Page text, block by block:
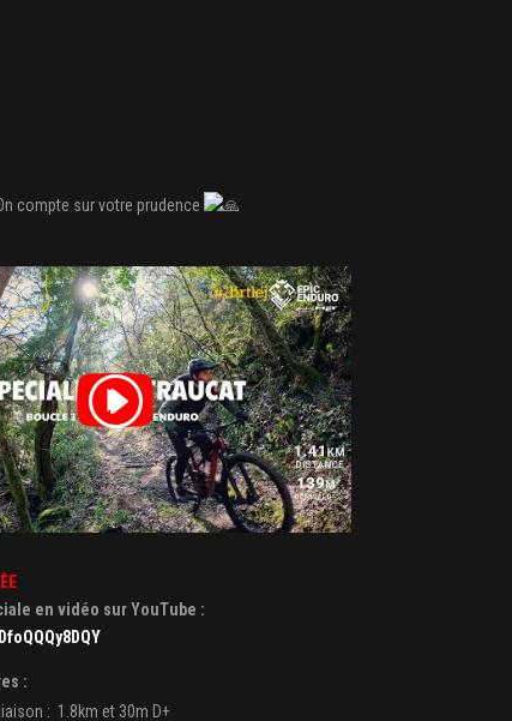
compte sur votre prudence
en vidéo sur YouTube :
:
: 1.8km et 30m D+